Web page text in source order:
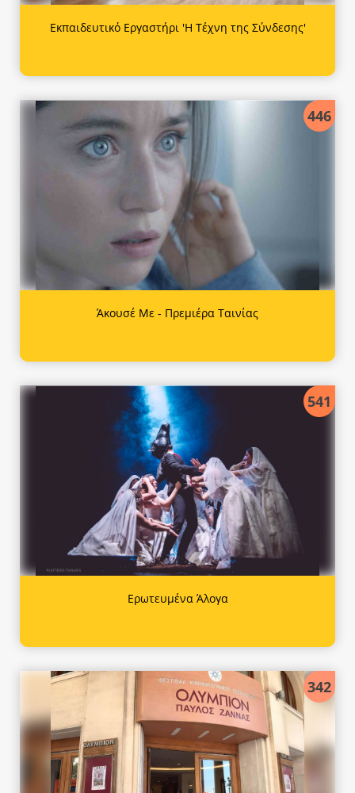
Εκπαιδευτικό Εργαστήρι 'Η Τέχνη της Σύνδεσης'
446
Άκουσέ Με - Πρεμιέρα Ταινίας
541
Ερωτευμένα Άλογα
342